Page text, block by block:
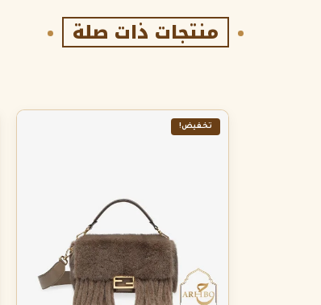
منتجات ذات صلة
تخفيض!